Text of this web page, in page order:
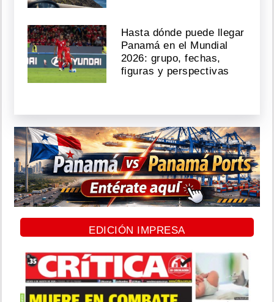
Hasta dónde puede llegar
Panamá en el Mundial
2026: grupo, fechas,
figuras y perspectivas
EDICIÓN IMPRESA